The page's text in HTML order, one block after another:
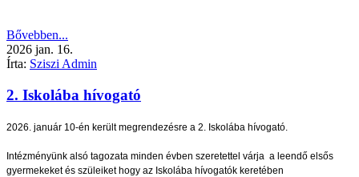
Bővebben...
2026 jan. 16.
Írta: Sziszi Admin
2. Iskolába hívogató
2026. január 10-én került megrendezésre a 2. Iskolába hívogató.
Intézményünk alsó tagozata minden évben szeretettel várja a leendő elsős
gyermekeket és szüleiket hogy az Iskolába hívogatók keretében